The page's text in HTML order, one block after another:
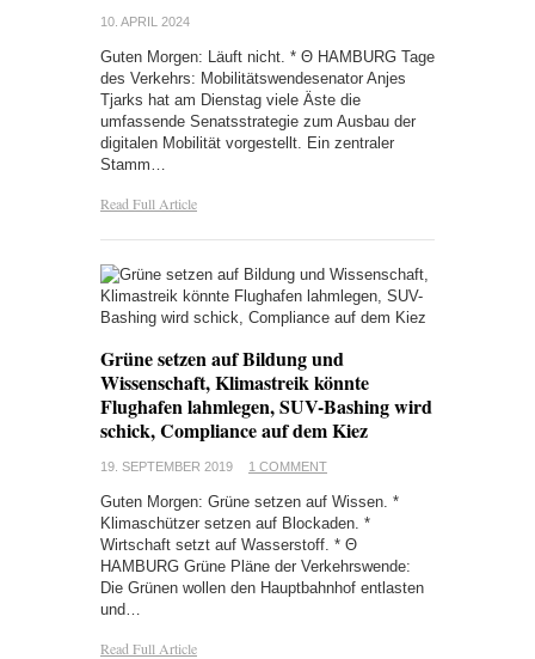
10. APRIL 2024
Guten Morgen: Läuft nicht. * Θ HAMBURG Tage
des Verkehrs: Mobilitätswendesenator Anjes
Tjarks hat am Dienstag viele Äste die
umfassende Senatsstrategie zum Ausbau der
digitalen Mobilität vorgestellt. Ein zentraler
Stamm…
Read Full Article
Grüne setzen auf Bildung und
Wissenschaft, Klimastreik könnte
Flughafen lahmlegen, SUV-Bashing wird
schick, Compliance auf dem Kiez
19. SEPTEMBER 2019 1 COMMENT
Guten Morgen: Grüne setzen auf Wissen. *
Klimaschützer setzen auf Blockaden. *
Wirtschaft setzt auf Wasserstoff. * Θ
HAMBURG Grüne Pläne der Verkehrswende:
Die Grünen wollen den Hauptbahnhof entlasten
und…
Read Full Article